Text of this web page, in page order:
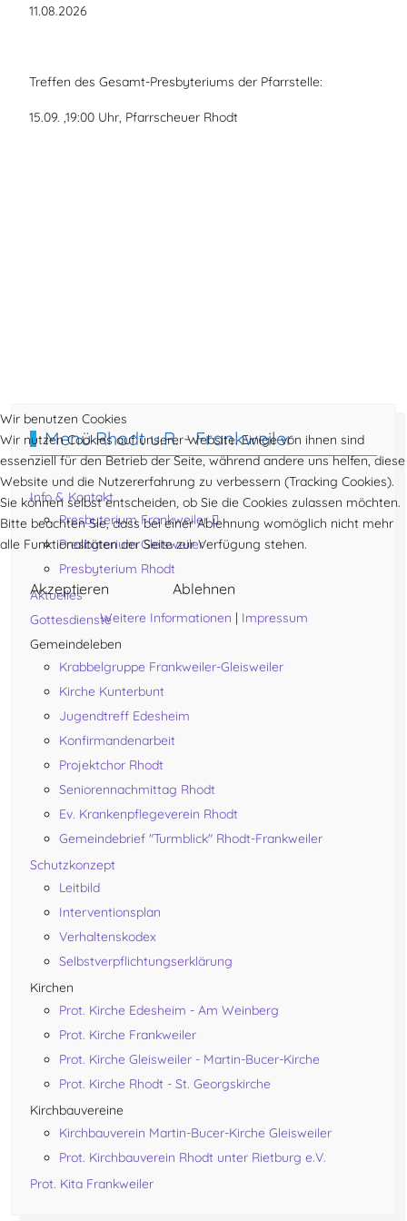
11.08.2026
Treffen des Gesamt-Presbyteriums der Pfarrstelle:
15.09. ,19:00 Uhr, Pfarrscheuer Rhodt
Menü Rhodt u.R. - Frankweiler
Info & Kontakt
Presbyterium Frankweiler
Presbyterium Gleisweiler
Presbyterium Rhodt
Aktuelles
Gottesdienste
Gemeindeleben
Krabbelgruppe Frankweiler-Gleisweiler
Kirche Kunterbunt
Jugendtreff Edesheim
Konfirmandenarbeit
Projektchor Rhodt
Seniorennachmittag Rhodt
Ev. Krankenpflegeverein Rhodt
Gemeindebrief "Turmblick" Rhodt-Frankweiler
Schutzkonzept
Leitbild
Interventionsplan
Verhaltenskodex
Selbstverpflichtungserklärung
Kirchen
Prot. Kirche Edesheim - Am Weinberg
Prot. Kirche Frankweiler
Prot. Kirche Gleisweiler - Martin-Bucer-Kirche
Prot. Kirche Rhodt - St. Georgskirche
Kirchbauvereine
Kirchbauverein Martin-Bucer-Kirche Gleisweiler
Prot. Kirchbauverein Rhodt unter Rietburg e.V.
Prot. Kita Frankweiler
Wir benutzen Cookies
Wir nutzen Cookies auf unserer Website. Einige von ihnen sind
essenziell für den Betrieb der Seite, während andere uns helfen, diese
Website und die Nutzererfahrung zu verbessern (Tracking Cookies).
Sie können selbst entscheiden, ob Sie die Cookies zulassen möchten.
Bitte beachten Sie, dass bei einer Ablehnung womöglich nicht mehr
alle Funktionalitäten der Seite zur Verfügung stehen.
Akzeptieren Ablehnen
Weitere Informationen | Impressum